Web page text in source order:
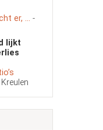
er, ... -
lijkt